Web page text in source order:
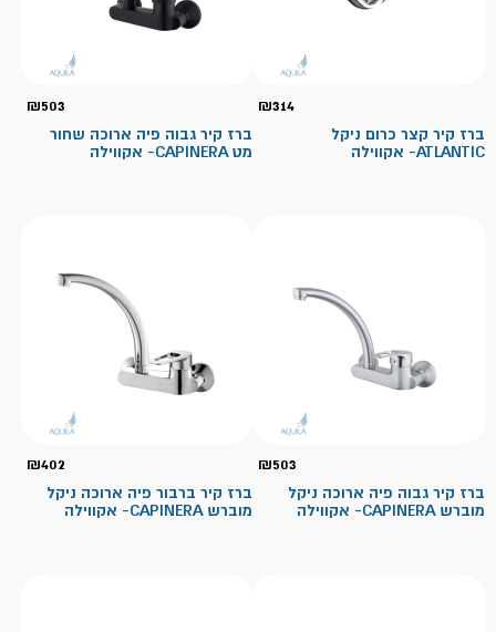
₪314
ברז קיר קצר כרום ניקל
ATLANTIC- אקווילה
₪503
ברז קיר גבוה פיה ארוכה שחור
מט CAPINERA- אקווילה
₪503
ברז קיר גבוה פיה ארוכה ניקל
מוברש CAPINERA- אקווילה
₪402
ברז קיר ברבור פיה ארוכה ניקל
מוברש CAPINERA- אקווילה